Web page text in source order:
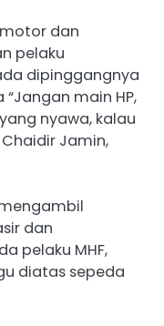
motor dan
pelaku
dipinggangnya
main HP,
nyawa, kalau
Jamin,
dan
pelaku MHF,
diatas sepeda